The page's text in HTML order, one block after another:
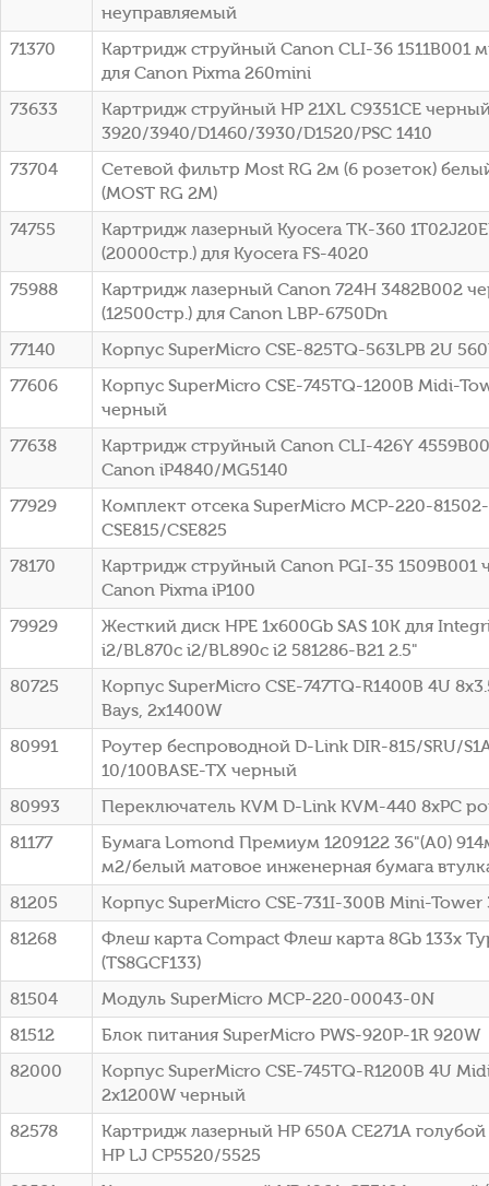
неуправляемый
71370
Картридж струйный Canon CLI-36 1511B001
для Canon Pixma 260mini
73633
Картридж струйный HP 21XL C9351CE
3920/3940/D1460/3930/D1520/PSC 1410
73704
Сетевой фильтр Most RG 2м (6 розеток)
(МОSТ RG 2М)
74755
Картридж лазерный Kyocera TK-360
(20000стр.) для Kyocera FS-4020
75988
Картридж лазерный Canon 724H 3482B002
(12500стр.) для Canon LBP-6750Dn
77140
Корпус SuperMicro CSE-825TQ-563LPB 2U
77606
Корпус SuperMicro CSE-745TQ-1200B Midi-
черный
77638
Картридж струйный Canon CLI-426Y
Canon iP4840/MG5140
77929
Комплект отсека SuperMicro MCP-220-
CSE815/CSE825
78170
Картридж струйный Canon PGI-35 1509B001
Canon Pixma iP100
79929
Жесткий диск HPE 1x600Gb SAS 10K для
i2/BL870c i2/BL890c i2 581286-B21 2.5"
80725
Корпус SuperMicro CSE-747TQ-R1400B 4U
Bays, 2x1400W
80991
Роутер беспроводной D-Link DIR-815/SRU/
10/100BASE-TX черный
80993
Переключатель KVM D-Link KVM-440 8xPC
81177
Бумага Lomond Премиум 1209122 36"(A0)
м2/белый матовое инженерная бумага
81205
Корпус SuperMicro CSE-731I-300B Mini-Tower
81268
Флеш карта Compact Флеш карта 8Gb 133x
(TS8GCF133)
81504
Модуль SuperMicro MCP-220-00043-0N
81512
Блок питания SuperMicro PWS-920P-1R 920W
82000
Корпус SuperMicro CSE-745TQ-R1200B 4U
2x1200W черный
82578
Картридж лазерный HP 650A CE271A голубой
HP LJ CP5520/5525